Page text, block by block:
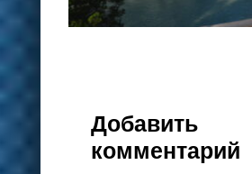
Добавить
комментарий